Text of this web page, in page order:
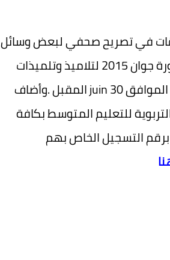
في تصريح صحفي لبعض وسائل
الاعلام الجزائرية ، أنه سيتم اعلان نتائج شهادة التعليم المتوسط دورة جوان 2015 لتلاميذ وتلميذات
السنة الرابعة متوسط على الموقع الرسمي للديوان يوم الخميس الموافق 30 juin المقبل .وأضاف
للتعليم المتوسط بكافة
التسجيل الخاص بهم